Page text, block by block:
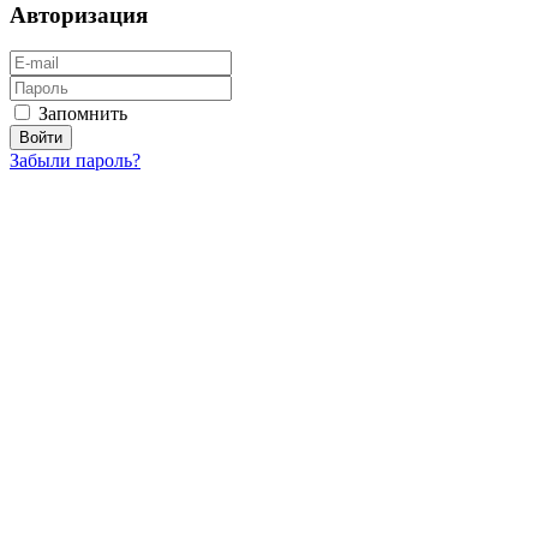
Авторизация
Запомнить
Забыли пароль?